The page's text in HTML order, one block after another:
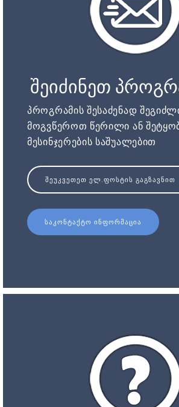
შეიძინეთ
პროგრამის შესაძენად
მოგვწეროთ წერილი ან
მესინჯერების საშუალებით
ᲨᲔᲣᲙᲕᲔᲗᲔᲗ ᲔᲚ.ᲤᲝᲡᲢᲘᲡ ᲒᲐᲒᲖᲐᲕᲜᲘᲗ
ᲡᲐᲙᲝᲜᲢᲐᲥᲢᲝ ᲘᲜᲤᲝᲠᲛᲐᲪᲘᲐ